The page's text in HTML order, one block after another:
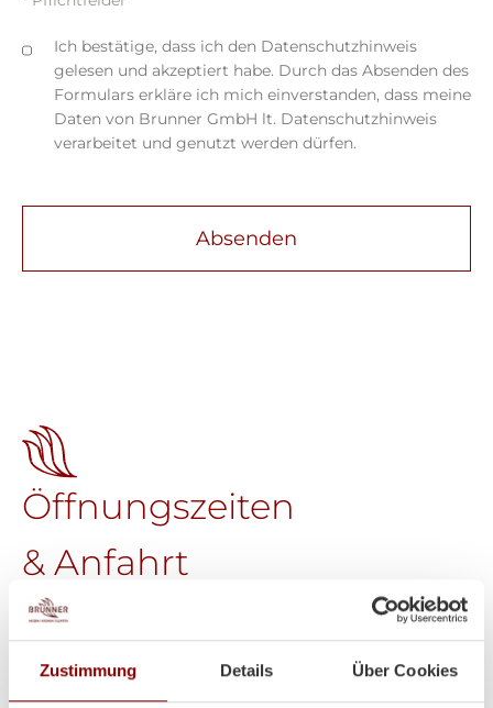
Zustimmung Details Über Cookies
Ich bestätige, dass ich den Datenschutzhinweis
gelesen und akzeptiert habe. Durch das Absenden des
Formulars erkläre ich mich einverstanden, dass meine
Daten von Brunner GmbH lt. Datenschutzhinweis
verarbeitet und genutzt werden dürfen.
Absenden
Öffnungszeiten
& Anfahrt
Brunner GmbH